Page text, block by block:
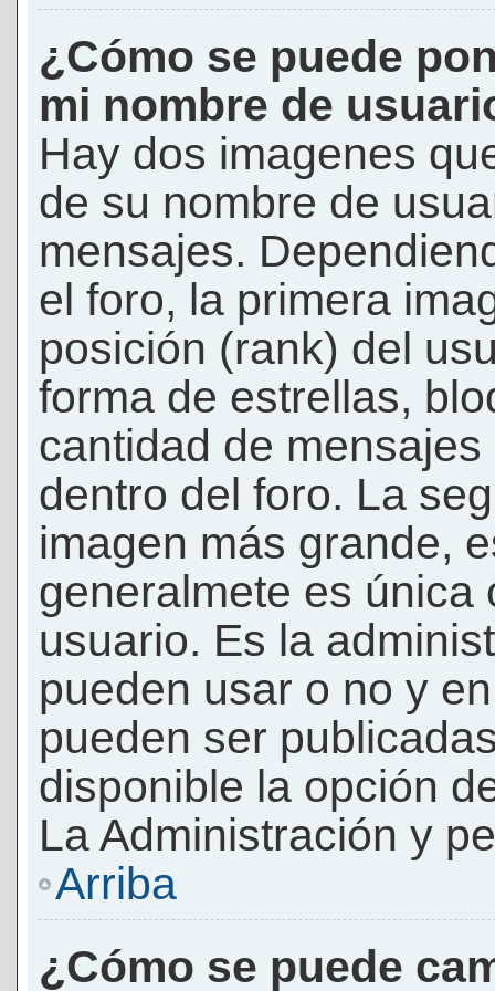
¿Cómo se puede
mi nombre de
Hay dos imagenes
de su nombre de
mensajes.
el foro, la primera
posición (rank) del
forma de estrellas,
cantidad de
dentro del foro. La
imagen más grande,
generalmete es única
usuario. Es la
pueden usar o no y
pueden ser
disponible la opción
La Administración y
Arriba
¿Cómo se puede